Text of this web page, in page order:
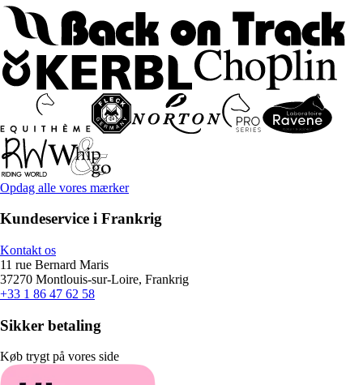
Opdag alle vores mærker
Kundeservice i Frankrig
Kontakt os
11 rue Bernard Maris
37270 Montlouis-sur-Loire, Frankrig
+33 1 86 47 62 58
Sikker betaling
Køb trygt på vores side